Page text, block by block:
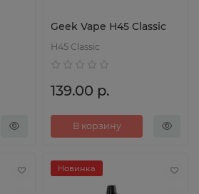
Geek Vape H45 Classic
H45 Classic
139.00 р.
В корзину
Новинка